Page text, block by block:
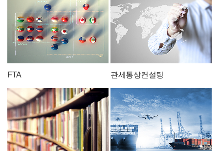
FTA 관세통상컨설팅